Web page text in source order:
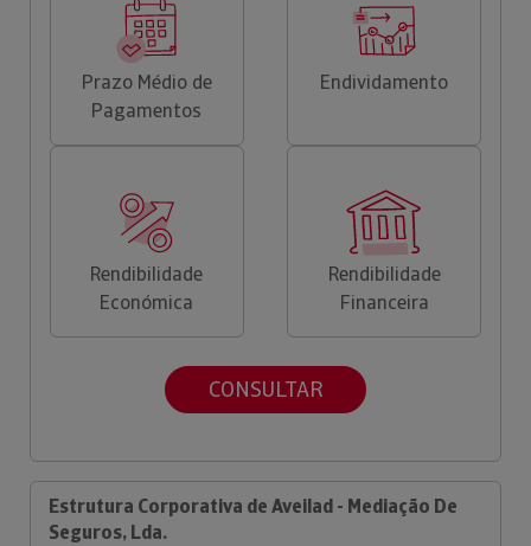
Prazo Médio de
Pagamentos
Endividamento
Rendibilidade
Económica
Rendibilidade
Financeira
CONSULTAR
Estrutura Corporativa de Aveilad - Mediação De
Seguros, Lda.